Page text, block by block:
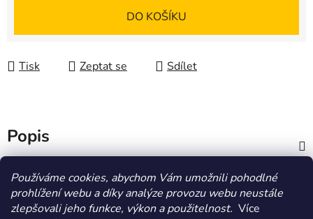
Používáme cookies, abychom Vám umožnili pohodlné
prohlížení webu a díky analýze provozu webu neustále
zlepšovali jeho funkce, výkon a použitelnost. Více
DO KOŠÍKU
Tisk Zeptat se Sdílet
Popis
Diskuze